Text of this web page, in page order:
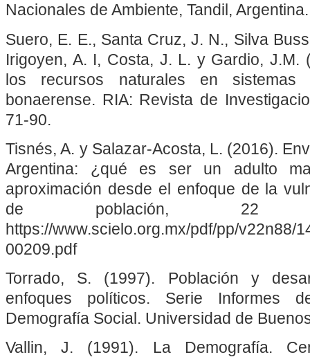
Nacionales de Ambiente, Tandil, Argentina.
Suero, E. E., Santa Cruz, J. N., Silva
Irigoyen, A. I, Costa, J. L. y Gardio, J.M.
los recursos naturales en
bonaerense. RIA: Revista de
71-90.
Tisnés, A. y Salazar-Acosta, L. (2016).
Argentina: ¿qué es ser un adulto
aproximación desde el enfoque de la
de población, 22
https://www.scielo.org.mx/pdf/pp/v22n88/
00209.pdf
Torrado, S. (1997). Población y
enfoques políticos. Serie Informes
Demografía Social. Universidad de
Vallin, J. (1991). La Demografía.